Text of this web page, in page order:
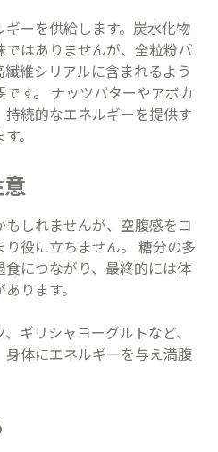
ーを供給します。炭水化物
はありませんが、全粒粉パ
維シリアルに含まれるよう
す。 ナッツバターやアボカ
持続的なエネルギーを提供す
。
しれませんが、空腹感をコ
役に立ちません。 糖分の多
につながり、最終的には体
ります。
ギリシャヨーグルトなど、
体にエネルギーを与え満腹